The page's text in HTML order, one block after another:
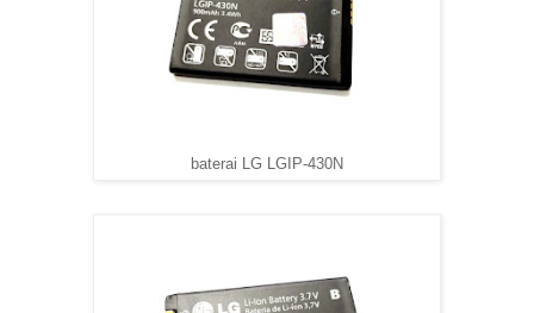
baterai LG LGIP-430N